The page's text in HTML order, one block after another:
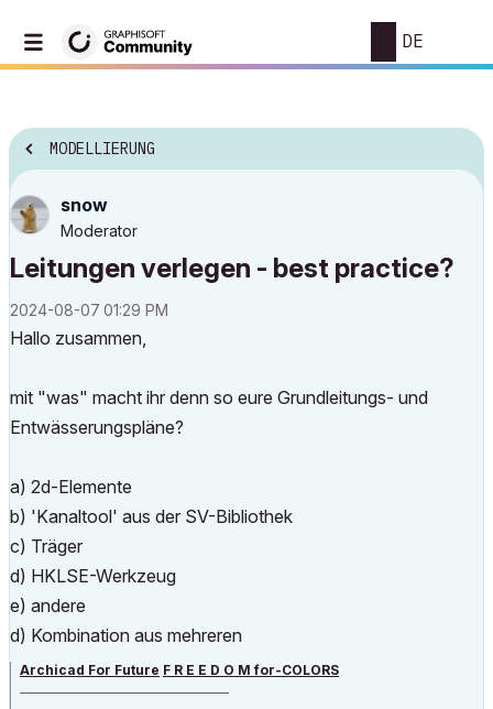
DE
MODELLIERUNG
snow
Moderator
Leitungen verlegen - best practice?
‎2024-08-07 01:29 PM
Hallo zusammen,
mit "was" macht ihr denn so eure Grundleitungs- und
Entwässerungspläne?
a) 2d-Elemente
b) 'Kanaltool' aus der SV-Bibliothek
c) Träger
d) HKLSE-Werkzeug
e) andere
d) Kombination aus mehreren
Archicad For Future F R E E D O M for-COLORS